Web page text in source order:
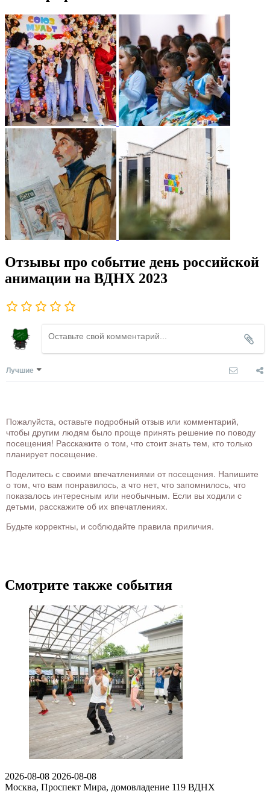
Отзывы про событие день российской
анимации на ВДНХ 2023
Лучшие
Пожалуйста, оставьте подробный отзыв или комментарий,
чтобы другим людям было проще принять решение по поводу
посещения! Расскажите о том, что стоит знать тем, кто только
планирует посещение.
Поделитесь с своими впечатлениями от посещения. Напишите
о том, что вам понравилось, а что нет, что запомнилось, что
показалось интересным или необычным. Если вы ходили с
детьми, расскажите об их впечатлениях.
Будьте корректны, и соблюдайте правила приличия.
Смотрите также события
2026-08-08 2026-08-08
Москва, Проспект Мира, домовладение 119 ВДНХ